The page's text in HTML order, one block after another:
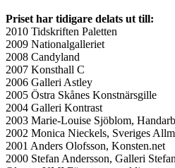
Priset har tidigare delats ut till:
2010 Tidskriften Paletten
2009 Nationalgalleriet
2008 Candyland
2007 Konsthall C
2006 Galleri Astley
2005 Östra Skånes Konstnärsgille
2004 Galleri Kontrast
2003 Marie-Louise Sjöblom,
2002 Monica Nieckels, Sveriges
2001 Anders Olofsson, Konsten.net
2000 Stefan Andersson, Galleri